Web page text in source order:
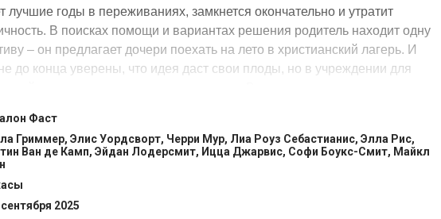
лучшие годы в переживаниях, замкнется окончательно и утратит
В поисках помощи и вариантах решения родитель находит одну
– он предлагает дочери поехать на лето в христианский лагерь. И
до конца уверены, что идея даст свои плоды, но в учреждении для
к ней расположены очень даже хорошо. Воспитанники и вожатые
состояние, но чем больше отдаляется от депрессии, тем
ее вернуться в прошлое. @Filmix.fan
Фаст
Гриммер, Элис Уордсворт, Черри Мур, Лиа Роуз Себастианис, Элла Рис,
Ван де Камп, Эйдан Лодерсмит, Ицца Джарвис, Софи Боукс-Смит, Майкл
2025